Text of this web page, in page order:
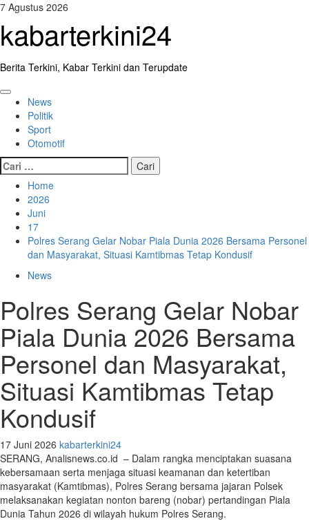
Skip
content
7 Agustus 2026
kabarterkini24
Berita Terkini, Kabar Terkini dan Terupdate
Primary
Menu
News
Politik
Sport
Otomotif
Cari
untuk:
Home
2026
Juni
17
Polres Serang Gelar Nobar Piala Dunia 2026 Bersama Personel
dan Masyarakat, Situasi Kamtibmas Tetap Kondusif
News
Polres Serang Gelar Nobar
Piala Dunia 2026 Bersama
Personel dan Masyarakat,
Situasi Kamtibmas Tetap
Kondusif
17 Juni 2026 kabarterkini24
SERANG, Analisnews.co.id – Dalam rangka menciptakan suasana
kebersamaan serta menjaga situasi keamanan dan ketertiban
masyarakat (Kamtibmas), Polres Serang bersama jajaran Polsek
melaksanakan kegiatan nonton bareng (nobar) pertandingan Piala
Dunia Tahun 2026 di wilayah hukum Polres Serang.